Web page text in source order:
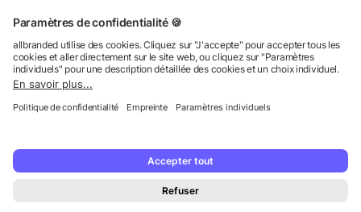
Nous commercialisons nos objets publicitaires et articles
non aux personnes privées.